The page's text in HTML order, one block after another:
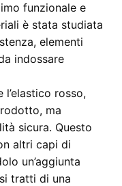
funzionale e
è stata studiata
elementi
indossare
rosso,
ma
sicura. Questo
altri capi di
un’aggiunta
tratti di una